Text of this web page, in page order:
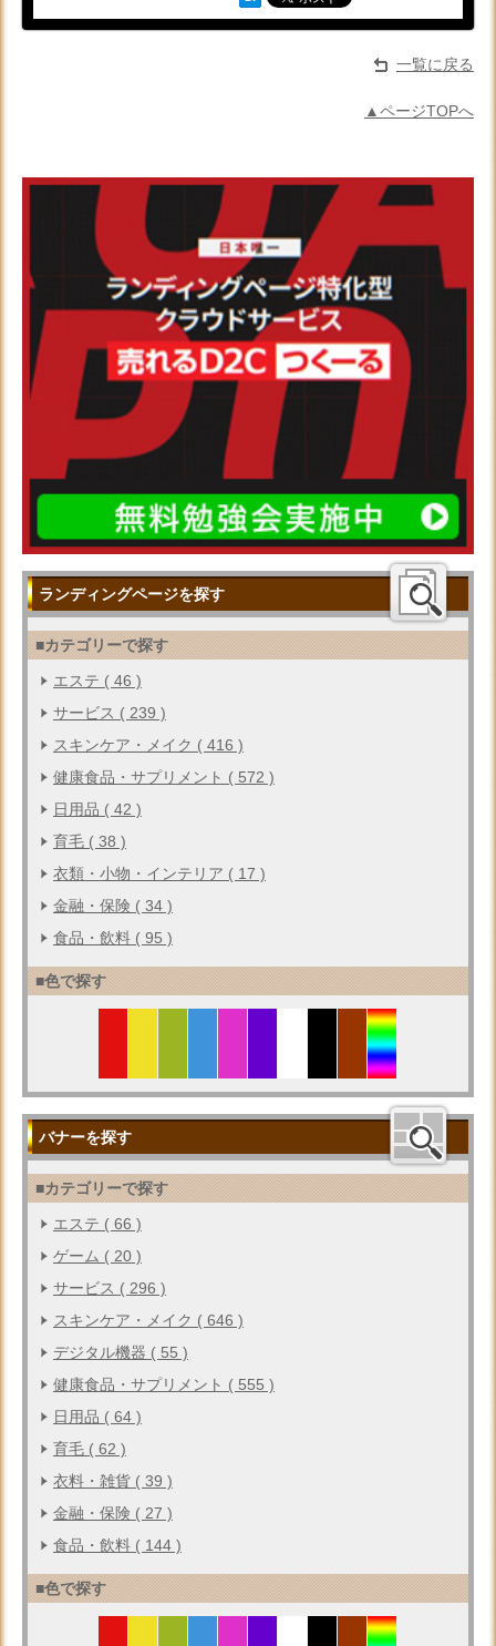
一覧に戻る
▲ページTOPへ
ランディングページを探す
■カテゴリーで探す
エステ ( 46 )
サービス ( 239 )
スキンケア・メイク ( 416 )
健康食品・サプリメント ( 572 )
日用品 ( 42 )
育毛 ( 38 )
衣類・小物・インテリア ( 17 )
金融・保険 ( 34 )
食品・飲料 ( 95 )
■色で探す
バナーを探す
■カテゴリーで探す
エステ ( 66 )
ゲーム ( 20 )
サービス ( 296 )
スキンケア・メイク ( 646 )
デジタル機器 ( 55 )
健康食品・サプリメント ( 555 )
日用品 ( 64 )
育毛 ( 62 )
衣料・雑貨 ( 39 )
金融・保険 ( 27 )
食品・飲料 ( 144 )
■色で探す